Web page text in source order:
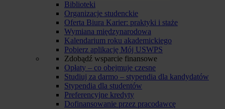
Biblioteki
Organizacje studenckie
Oferta Biura Karier: praktyki i staże
Wymiana międzynarodowa
Kalendarium roku akademickiego
Pobierz aplikację Mój USWPS
Zdobądź wsparcie finansowe
Opłaty – co obejmuje czesne
Studiuj za darmo – stypendia dla kandydatów
Stypendia dla studentów
Preferencyjne kredyty
Dofinansowanie przez pracodawcę